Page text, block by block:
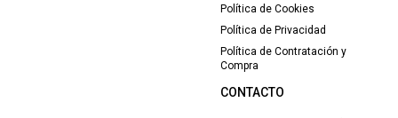
Política de Cookies
Política de Privacidad
Política de Contratación y
Compra
CONTACTO